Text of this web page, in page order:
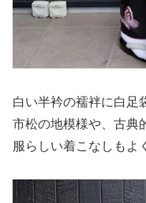
白い半衿の襦袢に白足
市松の地模様や、古典
服らしい着こなしもよ